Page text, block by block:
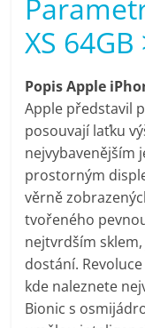
XS 64GB
Popis Apple
Apple představil
posouvají laťku
nejvybavenějším
prostorným
věrně
tvořeného
nejtvrdším
dostání.
kde naleznete
Bionic s